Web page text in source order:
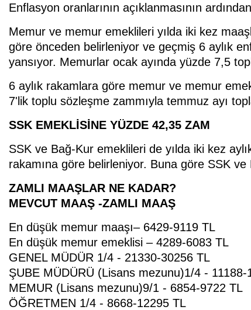
Enflasyon oranlarının açıklanmasının
Memur ve memur emeklileri yılda iki kez
göre önceden belirleniyor ve geçmiş 6 aylık
yansıyor. Memurlar ocak ayında yüzde 7,5
6 aylık rakamlara göre memur ve memur
7'lik toplu sözleşme zammıyla temmuz ayı
SSK EMEKLİSİNE YÜZDE 42,35 ZAM
SSK ve Bağ-Kur emeklileri de yılda iki kez
rakamına göre belirleniyor. Buna göre SSK
ZAMLI MAAŞLAR NE KADAR?
MEVCUT MAAŞ -ZAMLI MAAŞ
En düşük memur maaşı– 6429-9119 TL
En düşük memur emeklisi – 4289-6083 TL
GENEL MÜDÜR 1/4 - 21330-30256 TL
ŞUBE MÜDÜRÜ (Lisans mezunu)1/4 - 11188-
MEMUR (Lisans mezunu)9/1 - 6854-9722 TL
ÖĞRETMEN 1/4 - 8668-12295 TL